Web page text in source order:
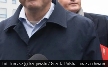
fot. Tomasz Jędrzejowski / Gazeta Polska - oraz archiwum